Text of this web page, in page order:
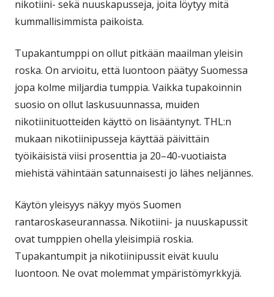
nikotiini- sekä nuuskapusseja, joita löytyy mitä
kummallisimmista paikoista.
Tupakantumppi on ollut pitkään maailman yleisin
roska. On arvioitu, että luontoon päätyy Suomessa
jopa kolme miljardia tumppia. Vaikka tupakoinnin
suosio on ollut laskusuunnassa, muiden
nikotiinituotteiden käyttö on lisääntynyt. THL:n
mukaan nikotiinipusseja käyttää päivittäin
työikäisistä viisi prosenttia ja 20–40-vuotiaista
miehistä vähintään satunnaisesti jo lähes neljännes.
Käytön yleisyys näkyy myös Suomen
rantaroskaseurannassa. Nikotiini- ja nuuskapussit
ovat tumppien ohella yleisimpiä roskia.
Tupakantumpit ja nikotiinipussit eivät kuulu
luontoon. Ne ovat molemmat ympäristömyrkkyjä.